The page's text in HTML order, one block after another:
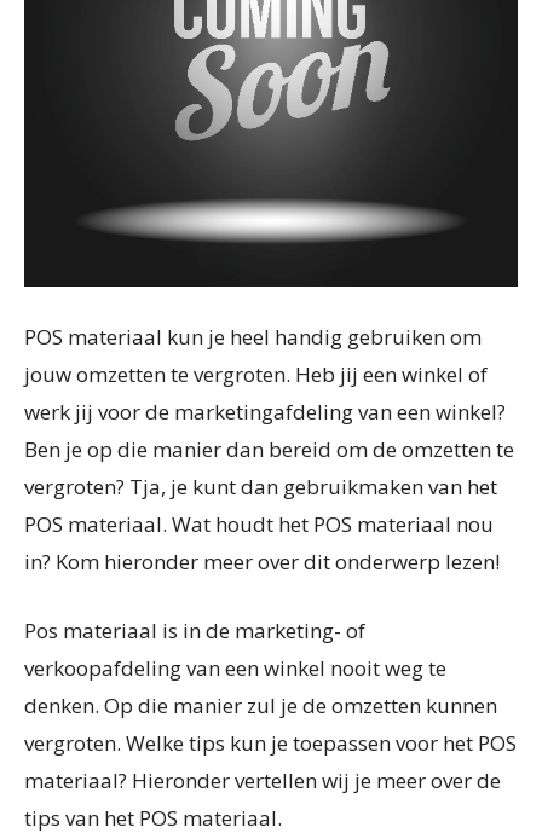
POS materiaal kun je heel handig gebruiken om
jouw omzetten te vergroten. Heb jij een winkel of
werk jij voor de marketingafdeling van een winkel?
Ben je op die manier dan bereid om de omzetten te
vergroten? Tja, je kunt dan gebruikmaken van het
POS materiaal. Wat houdt het POS materiaal nou
in? Kom hieronder meer over dit onderwerp lezen!
Pos materiaal is in de marketing- of
verkoopafdeling van een winkel nooit weg te
denken. Op die manier zul je de omzetten kunnen
vergroten. Welke tips kun je toepassen voor het POS
materiaal? Hieronder vertellen wij je meer over de
tips van het POS materiaal.